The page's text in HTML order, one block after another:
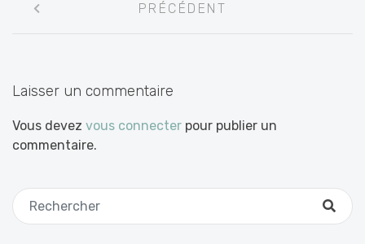
entre
PRÉCÉDENT
Laisser un commentaire
Vous devez vous connecter pour publier un
commentaire.